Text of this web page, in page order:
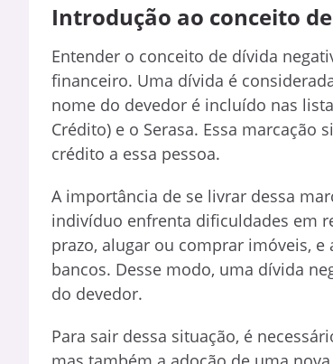
Introdução ao conceito
Entender o conceito de dívida
financeiro. Uma dívida é
nome do devedor é incluído nas
Crédito) e o Serasa. Essa
crédito a essa pessoa.
A importância de se livrar dessa
indivíduo enfrenta dificuldades em
prazo, alugar ou comprar imóveis,
bancos. Desse modo, uma dívida
do devedor.
Para sair dessa situação, é